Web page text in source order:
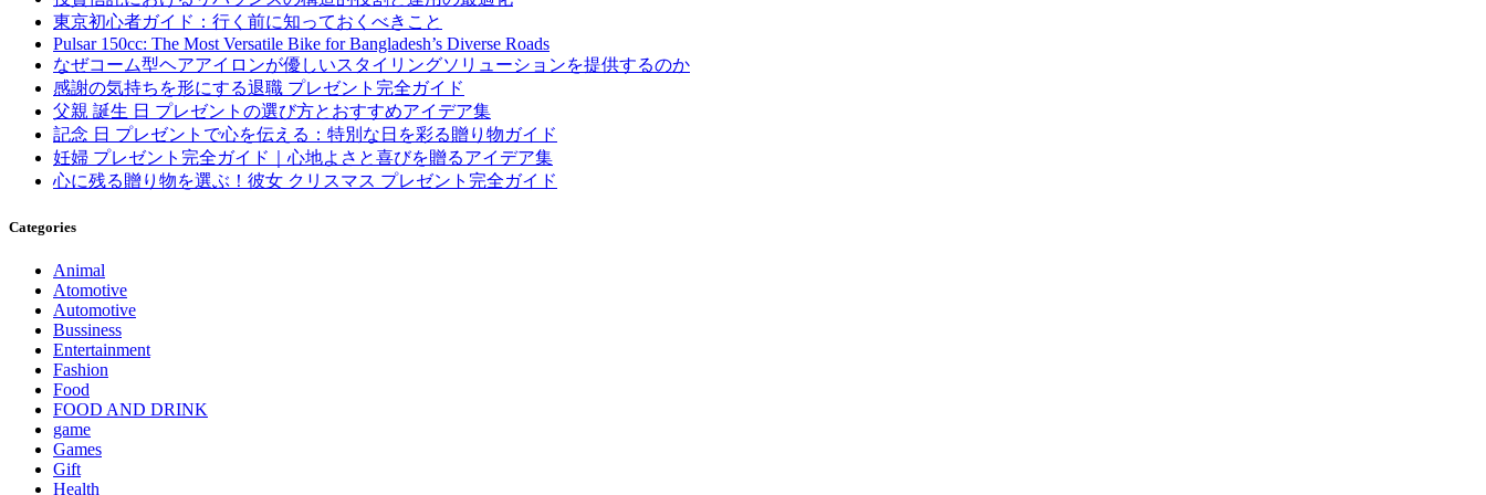
東京初心者ガイド：行く前に知っておくべきこと
Pulsar 150cc: The Most Versatile Bike for Bangladesh’s Diverse Roads
なぜコーム型ヘアアイロンが優しいスタイリングソリューションを提供するのか
感謝の気持ちを形にする退職 プレゼント完全ガイド
父親 誕生 日 プレゼントの選び方とおすすめアイデア集
記念 日 プレゼントで心を伝える：特別な日を彩る贈り物ガイド
妊婦 プレゼント完全ガイド｜心地よさと喜びを贈るアイデア集
心に残る贈り物を選ぶ！彼女 クリスマス プレゼント完全ガイド
Categories
Animal
Atomotive
Automotive
Bussiness
Entertainment
Fashion
Food
FOOD AND DRINK
game
Games
Gift
Health